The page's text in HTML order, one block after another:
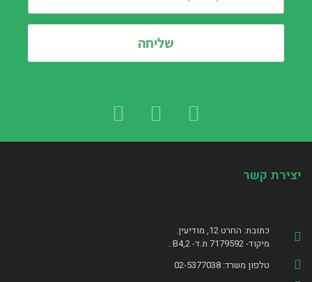
קשר
כתובת: החרט 12, מודיעין.
מיקוד- 7179592 ת.ד- B4,2 .
טלפון משרד: 02-5377038